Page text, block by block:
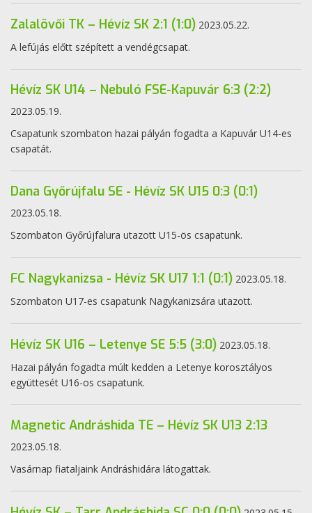
Zalalövői TK – Hévíz SK 2:1 (1:0) 2023.05.22.
A lefújás előtt szépített a vendégcsapat.
Hévíz SK U14 – Nebuló FSE-Kapuvár 6:3 (2:2)
2023.05.19.
Csapatunk szombaton hazai pályán fogadta a Kapuvár U14-es
csapatát.
Dana Győrújfalu SE - Hévíz SK U15 0:3 (0:1)
2023.05.18.
Szombaton Győrújfalura utazott U15-ös csapatunk.
FC Nagykanizsa - Hévíz SK U17 1:1 (0:1) 2023.05.18.
Szombaton U17-es csapatunk Nagykanizsára utazott.
Hévíz SK U16 – Letenye SE 5:5 (3:0) 2023.05.18.
Hazai pályán fogadta múlt kedden a Letenye korosztályos
együttesét U16-os csapatunk.
Magnetic Andráshida TE – Hévíz SK U13 2:13
2023.05.18.
Vasárnap fiataljaink Andráshidára látogattak.